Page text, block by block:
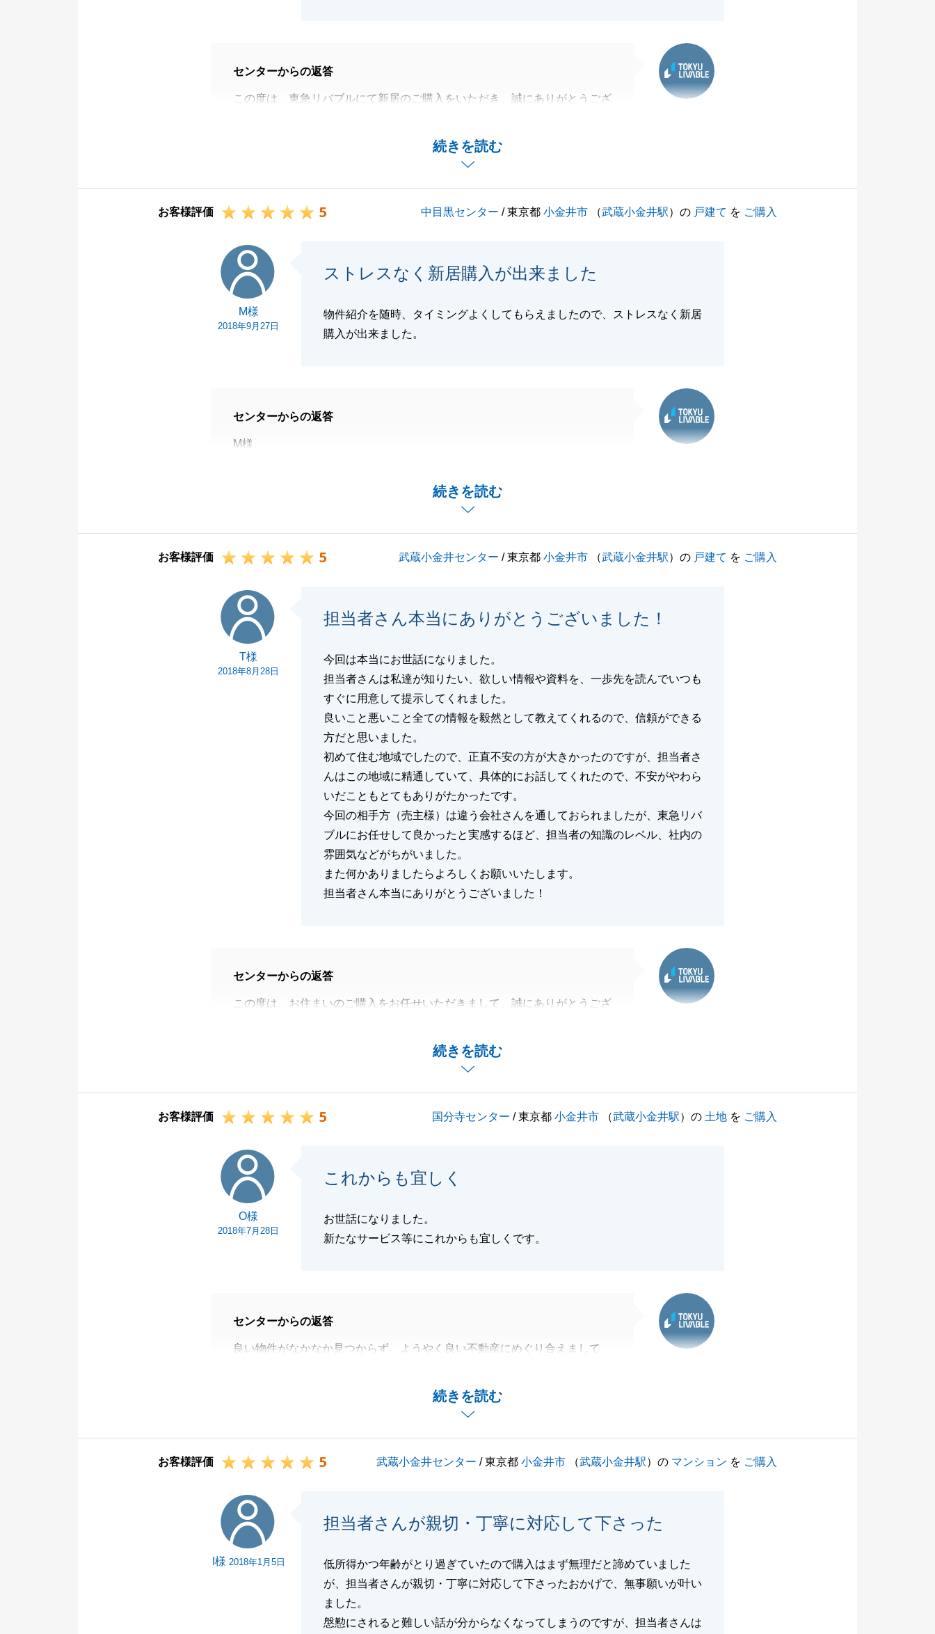
続きを読む
センターからの返答
この度は、東急リバブルにて新居のご購入をいただき、誠にありがとうござ
ご両親様からのご縁で、今回ご相談を頂きお手伝いをさせて頂きました。
お仕事でお忙しい中、住宅ローンのご対応や、書類を揃えて頂いたりと、Ｏ
い。
お客様評価 5 中目黒センター / 東京都小金井市 （武蔵小金井駅）の 戸建て を ご購入
M様
2018年9月27日
ストレスなく新居購入が出来ました
物件紹介を随時、タイミングよくしてもらえましたので、ストレスなく新居
購入が出来ました。
続きを読む
センターからの返答
M様
お仕事がお忙しい中、スムーズな手続きにご協力いただき感謝しておりま
今後ともよろしくお願い申し上げます。
お客様評価 5 武蔵小金井センター / 東京都小金井市 （武蔵小金井駅）の 戸建て を ご購入
T様
2018年8月28日
担当者さん本当にありがとうございました！
今回は本当にお世話になりました。
担当者さんは私達が知りたい、欲しい情報や資料を、一歩先を読んでいつも
すぐに用意して提示してくれました。
良いこと悪いこと全ての情報を毅然として教えてくれるので、信頼ができる
方だと思いました。
初めて住む地域でしたので、正直不安の方が大きかったのですが、担当者さ
んはこの地域に精通していて、具体的にお話してくれたので、不安がやわら
いだこともとてもありがたかったです。
今回の相手方（売主様）は違う会社さんを通しておられましたが、東急リバ
ブルにお任せして良かったと実感するほど、担当者の知識のレベル、社内の
雰囲気などがちがいました。
また何かありましたらよろしくお願いいたします。
担当者さん本当にありがとうございました！
続きを読む
センターからの返答
この度は、お住まいのご購入をお任せいただきまして、誠にありがとうござ
ご質問に対して、良いこと悪いことを全てお話しした中で、信頼していただ
き弊社をお選びいただきましたこと、お礼申し上げます。
お住まいになる中で、何かご不明点やご要望、お手伝いできることがありま
T様が、こちらのエリアにお引越ししていらっしゃることを楽しみにしてお
ります。
お客様からのお褒めの言葉が一番のやりがいです。
今後とも、どうぞよろしくお願いいたします。
お客様評価 5 国分寺センター / 東京都小金井市 （武蔵小金井駅）の 土地 を ご購入
O様
2018年7月28日
これからも宜しく
お世話になりました。
新たなサービス等にこれからも宜しくです。
続きを読む
センターからの返答
良い物件がなかなか見つからず、ようやく良い不動産にめぐり合えまして、
いろいろとご協力ありがとうございました。
お客様評価 5 武蔵小金井センター / 東京都小金井市 （武蔵小金井駅）の マンション を ご購入
I様 2018年1月5日
担当者さんが親切・丁寧に対応して下さった
低所得かつ年齢がとり過ぎていたので購入はまず無理だと諦めていました
が、担当者さんが親切・丁寧に対応して下さったおかげで、無事願いが叶い
ました。
慇懃にされると難しい話が分からなくなってしまうのですが、担当者さんは